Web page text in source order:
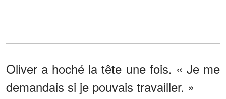
Oliver a hoché la tête une fois. « Je me
demandais si je pouvais travailler. »